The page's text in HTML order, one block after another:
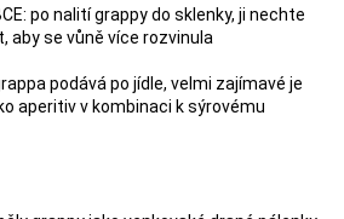
po nalití grappy do sklenky, ji nechte
aby se vůně více rozvinula
podává po jídle, velmi zajímavé je
aperitiv v kombinaci k sýrovému